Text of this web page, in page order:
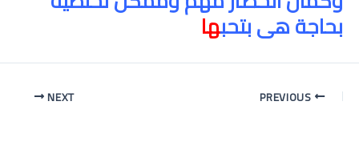
بحاجة هى بتحبها
Post
NEXT